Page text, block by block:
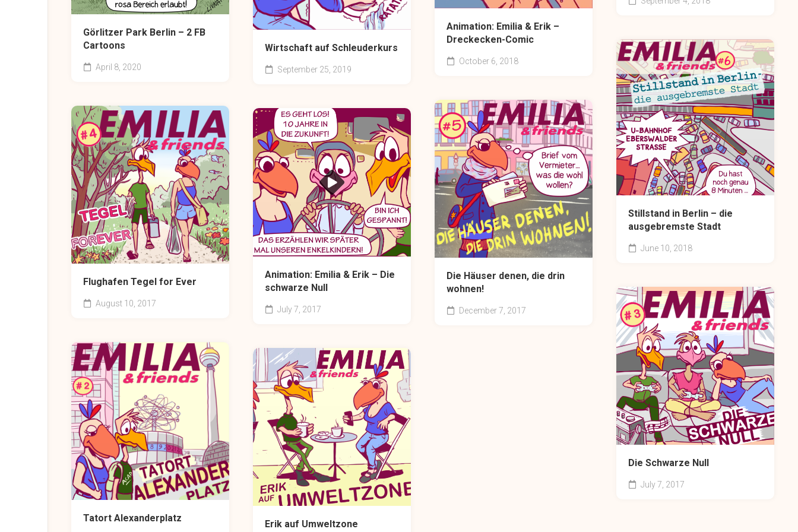
Görlitzer Park Berlin – 2 FB
Cartoons
April 8, 2020
Wirtschaft auf Schleuderkurs
September 25, 2019
Animation: Emilia & Erik –
Dreckecken-Comic
October 6, 2018
Stillstand in Berlin – die
ausgebremste Stadt
June 10, 2018
Die Häuser denen, die drin
wohnen!
December 7, 2017
Flughafen Tegel for Ever
August 10, 2017
Animation: Emilia & Erik – Die
schwarze Null
July 7, 2017
Die Schwarze Null
July 7, 2017
Tatort Alexanderplatz
Erik auf Umweltzone